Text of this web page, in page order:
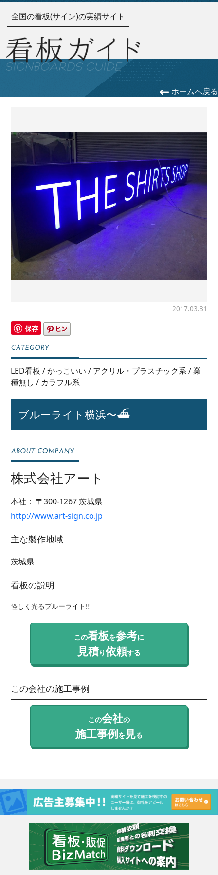
全国の看板(サイン)の実績サイト
ホームへ戻る
2017.03.31
保存
LED看板 /かっこいい / アクリル・プラスチック系/業
種無し / カラフル系
ブルーライト横浜〜⛴
株式会社アート
本社： 〒300-1267茨城県
http://www.art-sign.co.jp
主な製作地域
茨城県
看板の説明
怪しく光るブルーライト‼️
この看板を参考に
見積り依頼する
この会社の施工事例
この会社の
施工事例を 見る